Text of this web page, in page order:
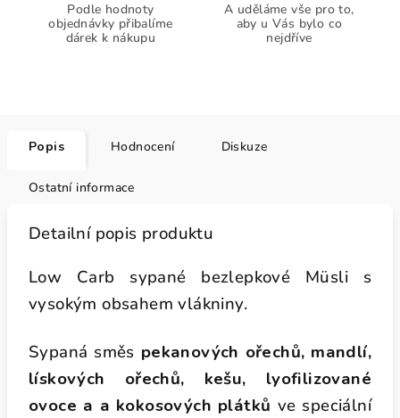
Podle hodnoty
objednávky přibalíme
dárek k nákupu
A uděláme vše pro to,
aby u Vás bylo co
nejdříve
Popis Hodnocení Diskuze
Ostatní informace
Detailní popis produktu
Low Carb sypané bezlepkové Müsli s
vysokým obsahem vlákniny.
Sypaná směs pekanových ořechů, mandlí,
lískových ořechů, kešu, lyofilizované
ovoce a a kokosových plátků ve speciální